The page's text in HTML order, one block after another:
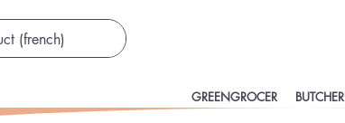
GREENGROCER
BUTCHER